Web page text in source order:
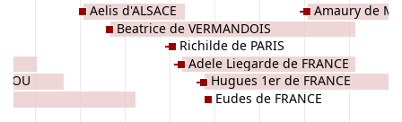
Aelis d'ALSACE
Beatrice de VERMANDOIS
Richilde de PARIS
Adele Liegarde de FRANCE
Hugues 1er de FRANCE
Eudes de FRANCE
Amaury de